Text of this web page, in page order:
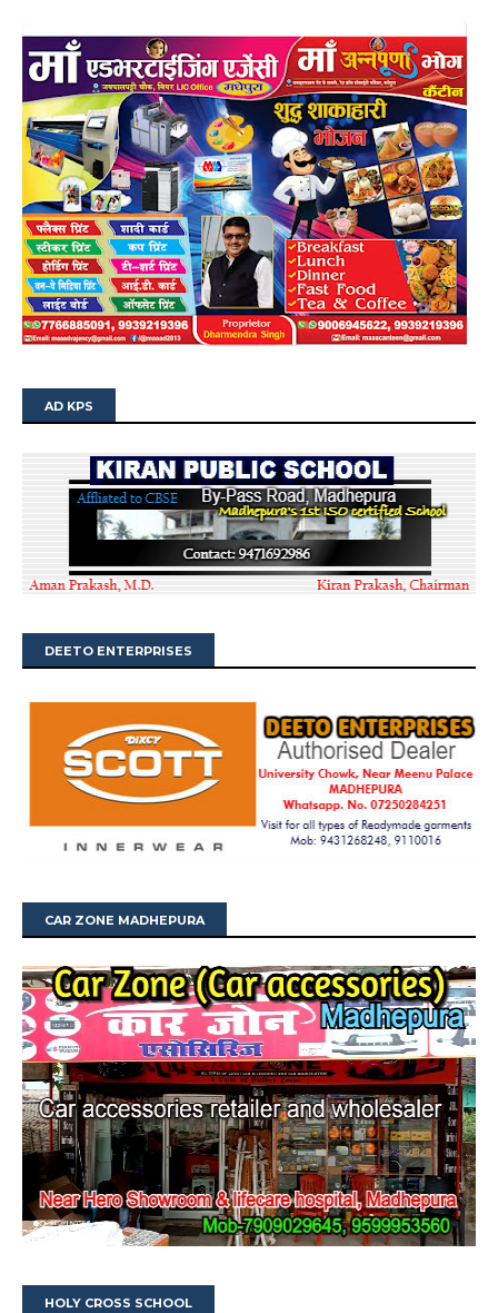
AD KPS
DEETO ENTERPRISES
CAR ZONE MADHEPURA
HOLY CROSS SCHOOL